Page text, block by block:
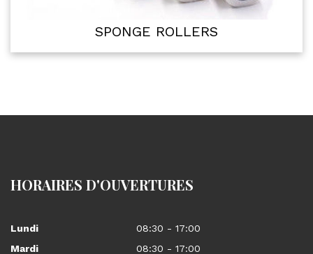
SPONGE ROLLERS
HORAIRES D'OUVERTURES
Lundi
08:30 - 17:00
Mardi
08:30 - 17:00